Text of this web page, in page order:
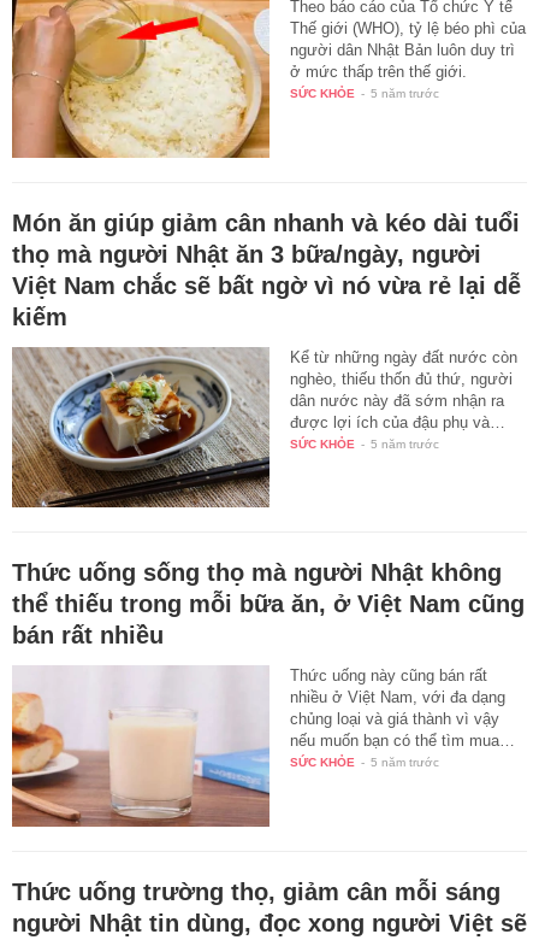
Theo báo cáo của Tổ chức Y tế
Thế giới (WHO), tỷ lệ béo phì của
người dân Nhật Bản luôn duy trì
ở mức thấp trên thế giới.
SỨC KHỎE - 5 năm trước
Món ăn giúp giảm cân nhanh và kéo dài tuổi
thọ mà người Nhật ăn 3 bữa/ngày, người
Việt Nam chắc sẽ bất ngờ vì nó vừa rẻ lại dễ
kiếm
Kể từ những ngày đất nước còn
nghèo, thiếu thốn đủ thứ, người
dân nước này đã sớm nhận ra
được lợi ích của đậu phụ và…
SỨC KHỎE - 5 năm trước
Thức uống sống thọ mà người Nhật không
thể thiếu trong mỗi bữa ăn, ở Việt Nam cũng
bán rất nhiều
Thức uống này cũng bán rất
nhiều ở Việt Nam, với đa dạng
chủng loại và giá thành vì vậy
nếu muốn bạn có thể tìm mua…
SỨC KHỎE - 5 năm trước
Thức uống trường thọ, giảm cân mỗi sáng
người Nhật tin dùng, đọc xong người Việt sẽ